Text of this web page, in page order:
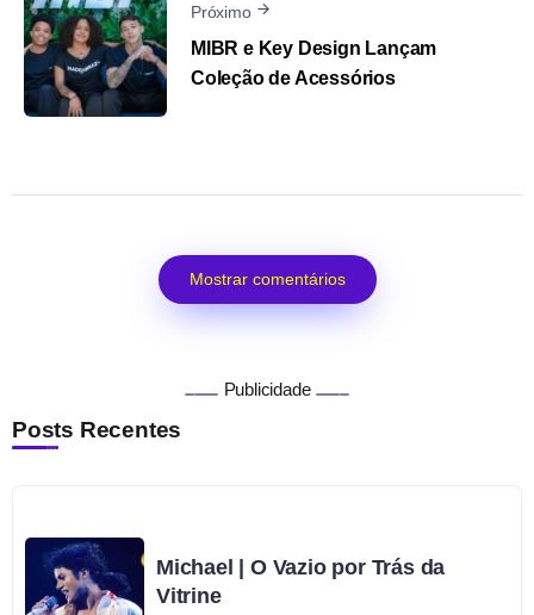
Próximo
MIBR e Key Design Lançam
Coleção de Acessórios
Mostrar comentários
Publicidade
Posts Recentes
Michael | O Vazio por Trás da
Vitrine